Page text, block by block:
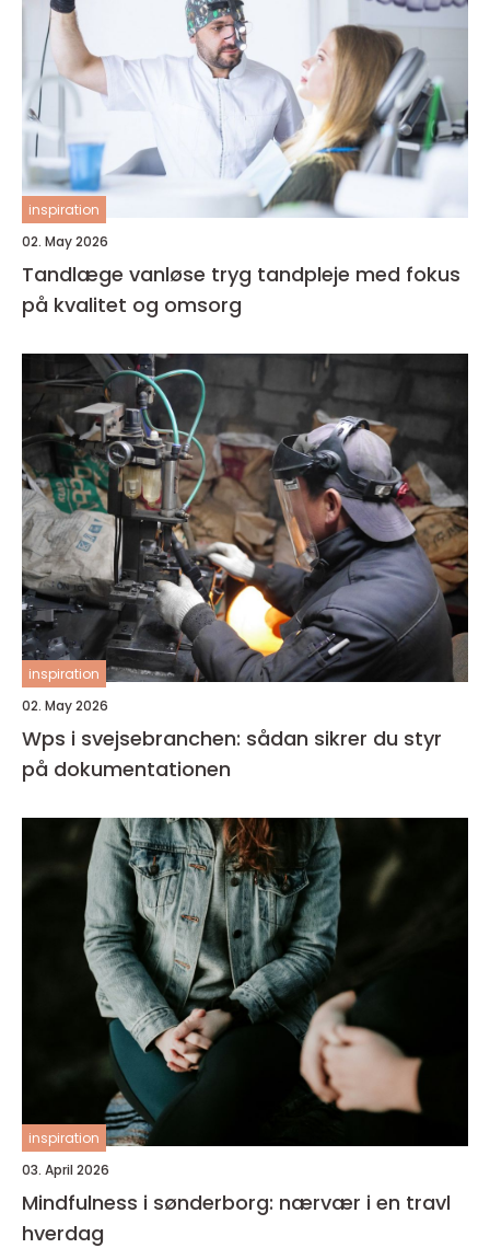
inspiration
02. May 2026
Tandlæge vanløse tryg tandpleje med fokus
på kvalitet og omsorg
inspiration
02. May 2026
Wps i svejsebranchen: sådan sikrer du styr
på dokumentationen
inspiration
03. April 2026
Mindfulness i sønderborg: nærvær i en travl
hverdag